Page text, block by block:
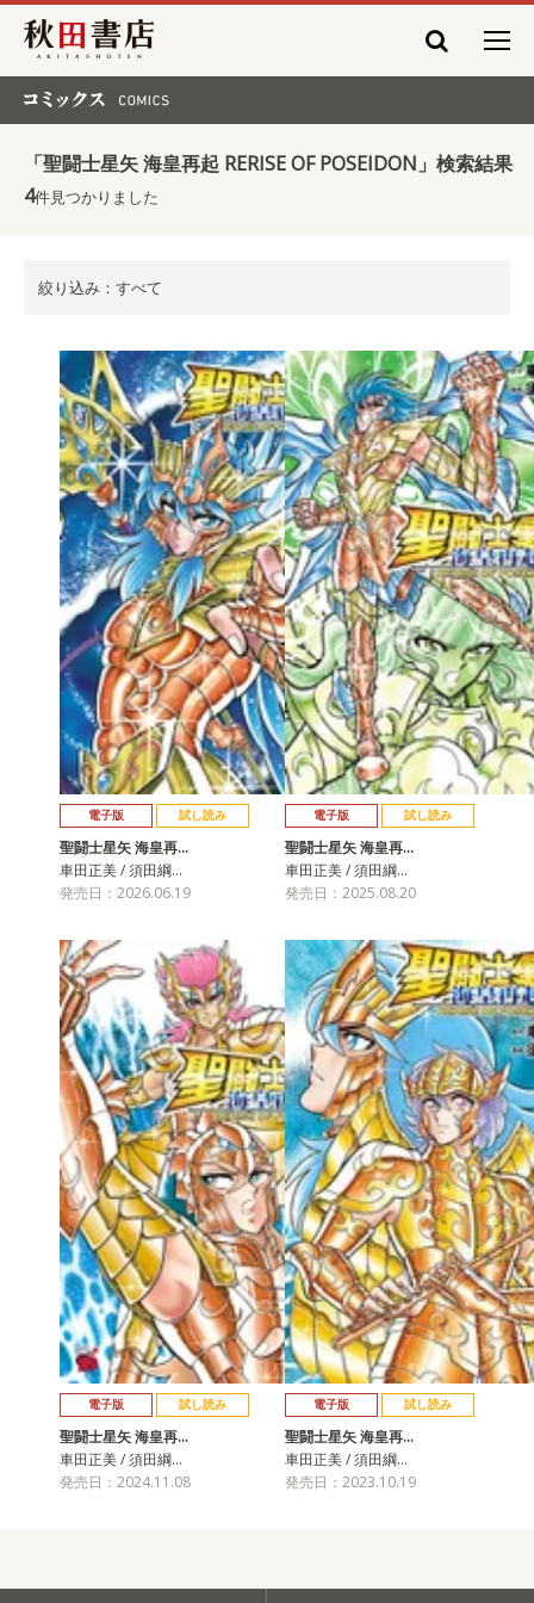
秋田書店
「聖闘士星矢 海皇再起 RERISE OF POSEIDON」検索結果
4件見つかりました
絞り込み：すべて
電子版 試し読み
聖闘士星矢 海皇再…
車田正美 / 須田綱…
発売日：2026.06.19
電子版 試し読み
聖闘士星矢 海皇再…
車田正美 / 須田綱…
発売日：2025.08.20
電子版 試し読み
聖闘士星矢 海皇再…
車田正美 / 須田綱…
発売日：2024.11.08
電子版 試し読み
聖闘士星矢 海皇再…
車田正美 / 須田綱…
発売日：2023.10.19